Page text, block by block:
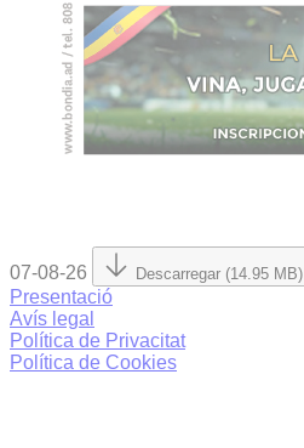
07-08-26 Descarregar (14.95 MB)
Presentació
Avís legal
Política de Privacitat
Política de Cookies